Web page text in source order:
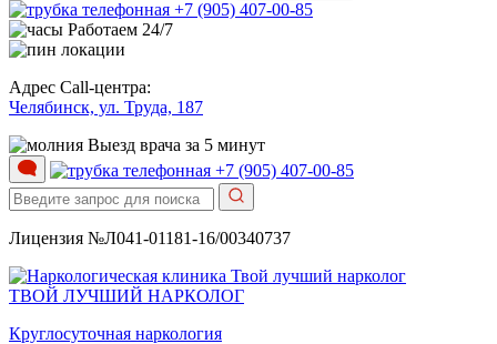
+7 (905) 407-00-85
Работаем 24/7
Адрес Call-центра:
Челябинск, ул. Труда, 187
Выезд врача за 5 минут
+7 (905) 407-00-85
Лицензия №Л041-01181-16/00340737
ТВОЙ ЛУЧШИЙ НАРКОЛОГ
Круглосуточная наркология